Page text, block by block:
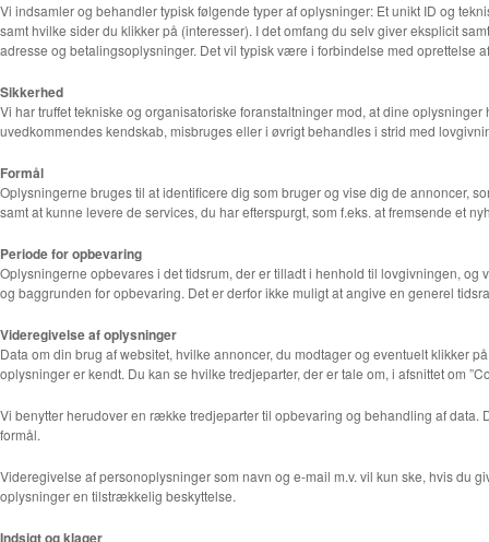
Vi indsamler og behandler typisk følgende typer af oplysninger: Et unikt ID og
samt hvilke sider du klikker på (interesser). I det omfang du selv giver eksplicit
adresse og betalingsoplysninger. Det vil typisk være i forbindelse med oprettelse
Sikkerhed
Vi har truffet tekniske og organisatoriske foranstaltninger mod, at dine
uvedkommendes kendskab, misbruges eller i øvrigt behandles i strid med
Formål
Oplysningerne bruges til at identificere dig som bruger og vise dig de annoncer,
samt at kunne levere de services, du har efterspurgt, som f.eks. at fremsende et
Periode for opbevaring
Oplysningerne opbevares i det tidsrum, der er tilladt i henhold til lovgivningen,
og baggrunden for opbevaring. Det er derfor ikke muligt at angive en generel
Videregivelse af oplysninger
Data om din brug af websitet, hvilke annoncer, du modtager og eventuelt klikker
oplysninger er kendt. Du kan se hvilke tredjeparter, der er tale om, i afsnittet om
Vi benytter herudover en række tredjeparter til opbevaring og behandling af
formål.
Videregivelse af personoplysninger som navn og e-mail m.v. vil kun ske, hvis du
oplysninger en tilstrækkelig beskyttelse.
Indsigt og klager